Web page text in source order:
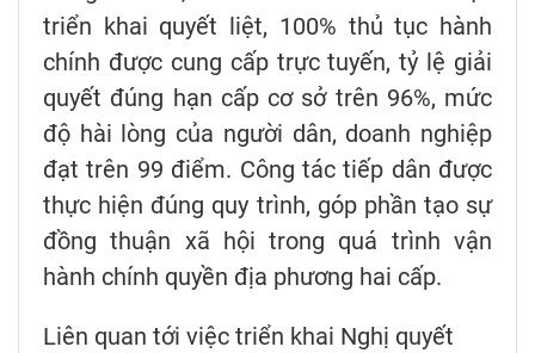
triển khai quyết liệt, 100% thủ tục hành
chính được cung cấp trực tuyến, tỷ lệ giải
quyết đúng hạn cấp cơ sở trên 96%, mức
độ hài lòng của người dân, doanh nghiệp
đạt trên 99 điểm. Công tác tiếp dân được
thực hiện đúng quy trình, góp phần tạo sự
đồng thuận xã hội trong quá trình vận
hành chính quyền địa phương hai cấp.
Liên quan tới việc triển khai Nghị quyết